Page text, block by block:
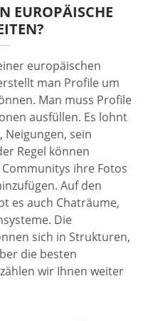
EUROPÄISCHE
europäischen
man Profile um
Man muss Profile
ausfüllen. Es lohnt
Neigungen, sein
Regel können
ihre Fotos
Auf den
es auch Chaträume,
Die
sich in Strukturen,
die besten
wir Ihnen weiter